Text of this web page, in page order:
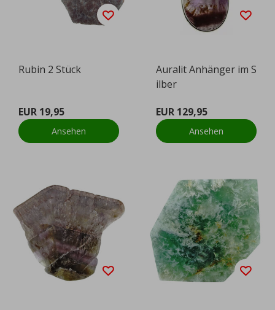
Rubin 2 Stück
EUR 19,95
Ansehen
Auralit Anhänger im S
ilber
EUR 129,95
Ansehen